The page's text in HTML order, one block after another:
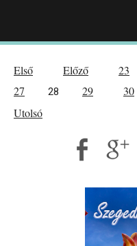
Első Előző 23
27
28 29 30
Utolsó